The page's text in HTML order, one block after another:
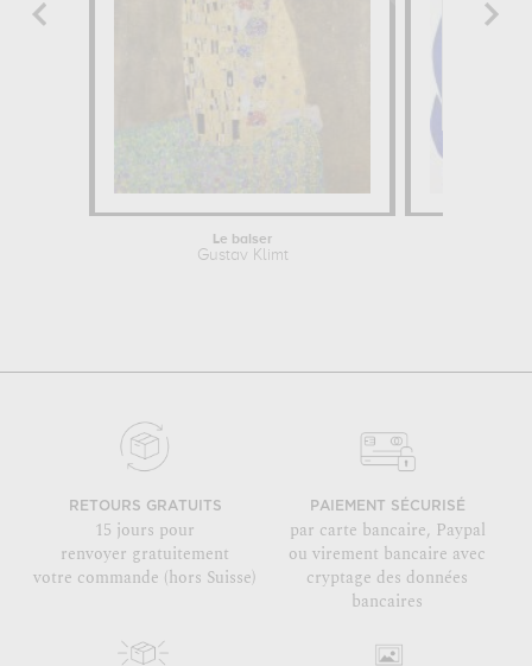
Le baiser
Gustav Klimt
RETOURS GRATUITS
15 jours pour
renvoyer gratuitement
votre commande (hors Suisse)
PAIEMENT SÉCURISÉ
par carte bancaire, Paypal
ou virement bancaire avec
cryptage des données
bancaires